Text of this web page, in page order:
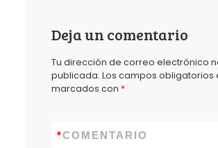
Deja un comentario
Tu dirección de correo electrónico
publicada. Los campos obligatorios
marcados con *
COMENTARIO
*